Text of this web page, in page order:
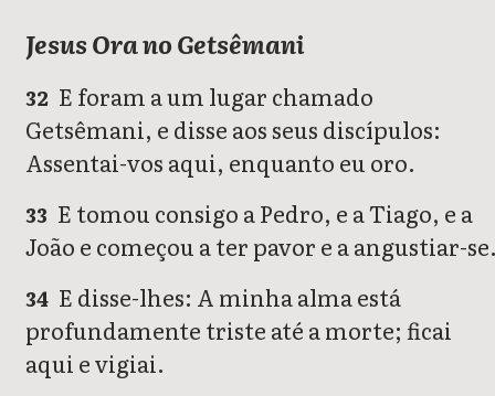
Jesus Ora no Getsêmani
32 E foram a um lugar chamado
Getsêmani, e disse aos seus discípulos:
Assentai-vos aqui, enquanto eu oro.
33 E tomou consigo a Pedro, e a Tiago, e a
João e começou a ter pavor e a angustiar-
34 E disse-lhes: A minha alma está
profundamente triste até a morte; ficai
aqui e vigiai.